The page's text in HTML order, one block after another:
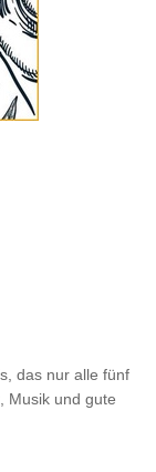
das nur alle fünf
Musik und gute